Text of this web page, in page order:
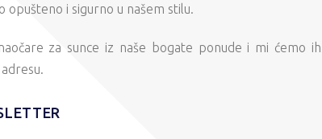
opušteno i sigurno u našem stilu.
za sunce iz naše bogate ponude i mi ćemo ih